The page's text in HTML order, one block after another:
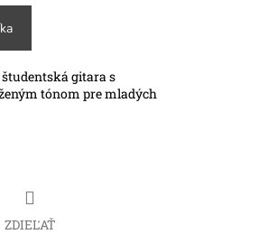
gitara s
tónom pre mladých
ZDIEĽAŤ